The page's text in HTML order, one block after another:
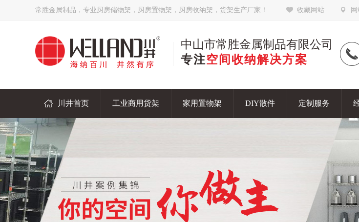
收藏网站
常胜金属制品，专业厨房储物架，厨房置物架，厨房收纳架，货架生产厂家！
中山市常胜金属制品有限公司
专注空间收纳解决方案
川井首页 工业商用货架 家用置物架 DIY散件 定制服务